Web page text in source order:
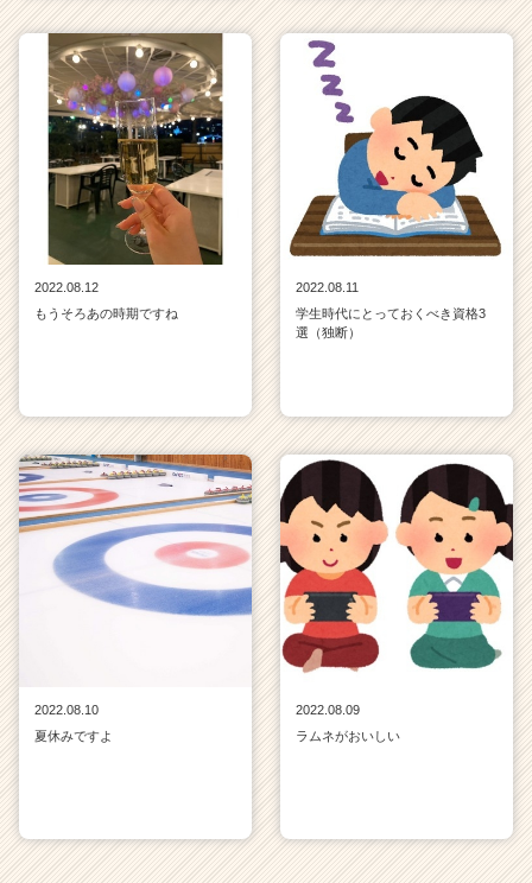
2022.08.12
もうそろあの時期ですね
2022.08.11
学生時代にとっておくべき資格3
選（独断）
2022.08.10
夏休みですよ
2022.08.09
ラムネがおいしい